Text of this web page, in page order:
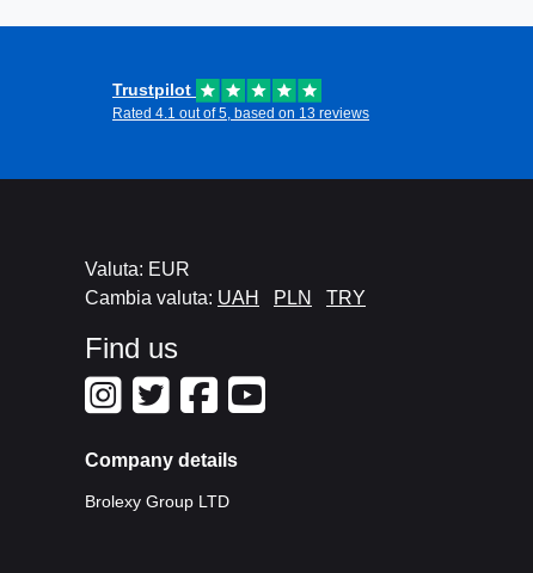
Trustpilot
Rated 4.1 out of 5, based on 13 reviews
Valuta: EUR
Cambia valuta: UAH PLN TRY
Find us
Company details
Brolexy Group LTD